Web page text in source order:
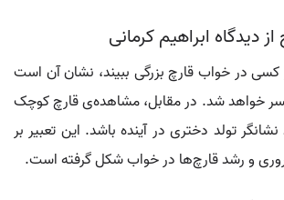
دیدگاه ابراهیم کرمانی
کسی در خواب قارچ بزرگی ببیند، نشان آن است
خواهد شد. در مقابل، مشاهده‌ی قارچ کوچک
تولد دختری در آینده باشد. این تعبیر بر
و رشد قارچ‌ها در خواب شکل گرفته است.